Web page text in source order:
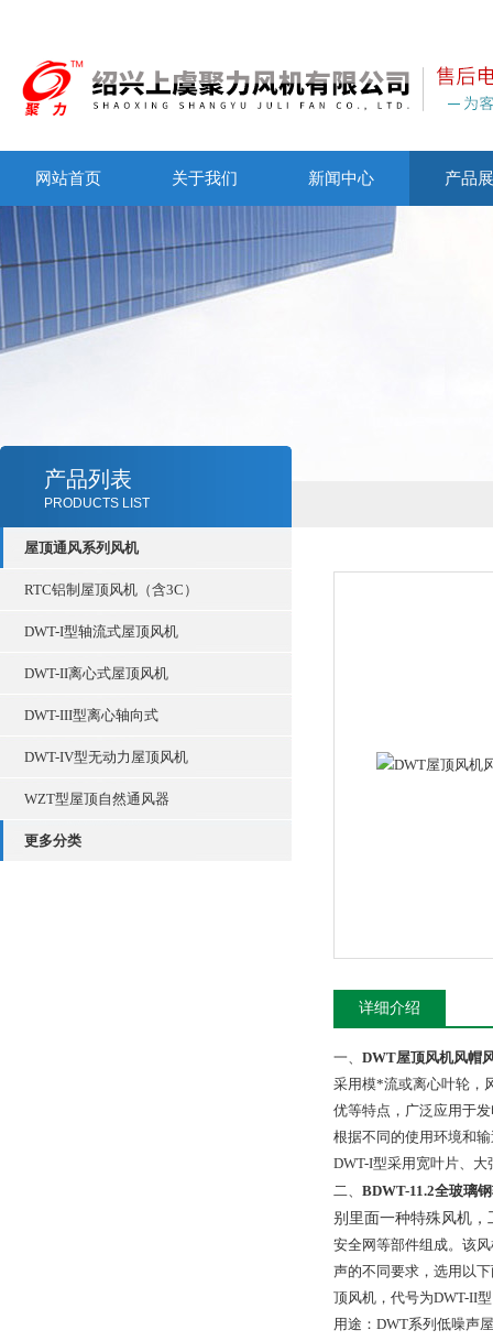
网站首页 关于我们 新闻中心 产品
产品列表
PRODUCTS LIST
屋顶通风系列风机
RTC铝制屋顶风机（含3C）
DWT-I型轴流式屋顶风机
DWT-II离心式屋顶风机
DWT-III型离心轴向式
DWT-IV型无动力屋顶风机
WZT型屋顶自然通风器
更多分类
详细介绍
一、 DWT屋顶风机风帽
采用模*流或离心叶轮，
优等特点，广泛应用于
根据不同的使用环境和
DWT-I型采用宽叶片、
二、 BDWT-11.2全玻璃
别里面一种特殊风机
安全网等部件组成。该
声的不同要求，选用以
顶风机，代号为DWT-II
用途：DWT系列低噪声